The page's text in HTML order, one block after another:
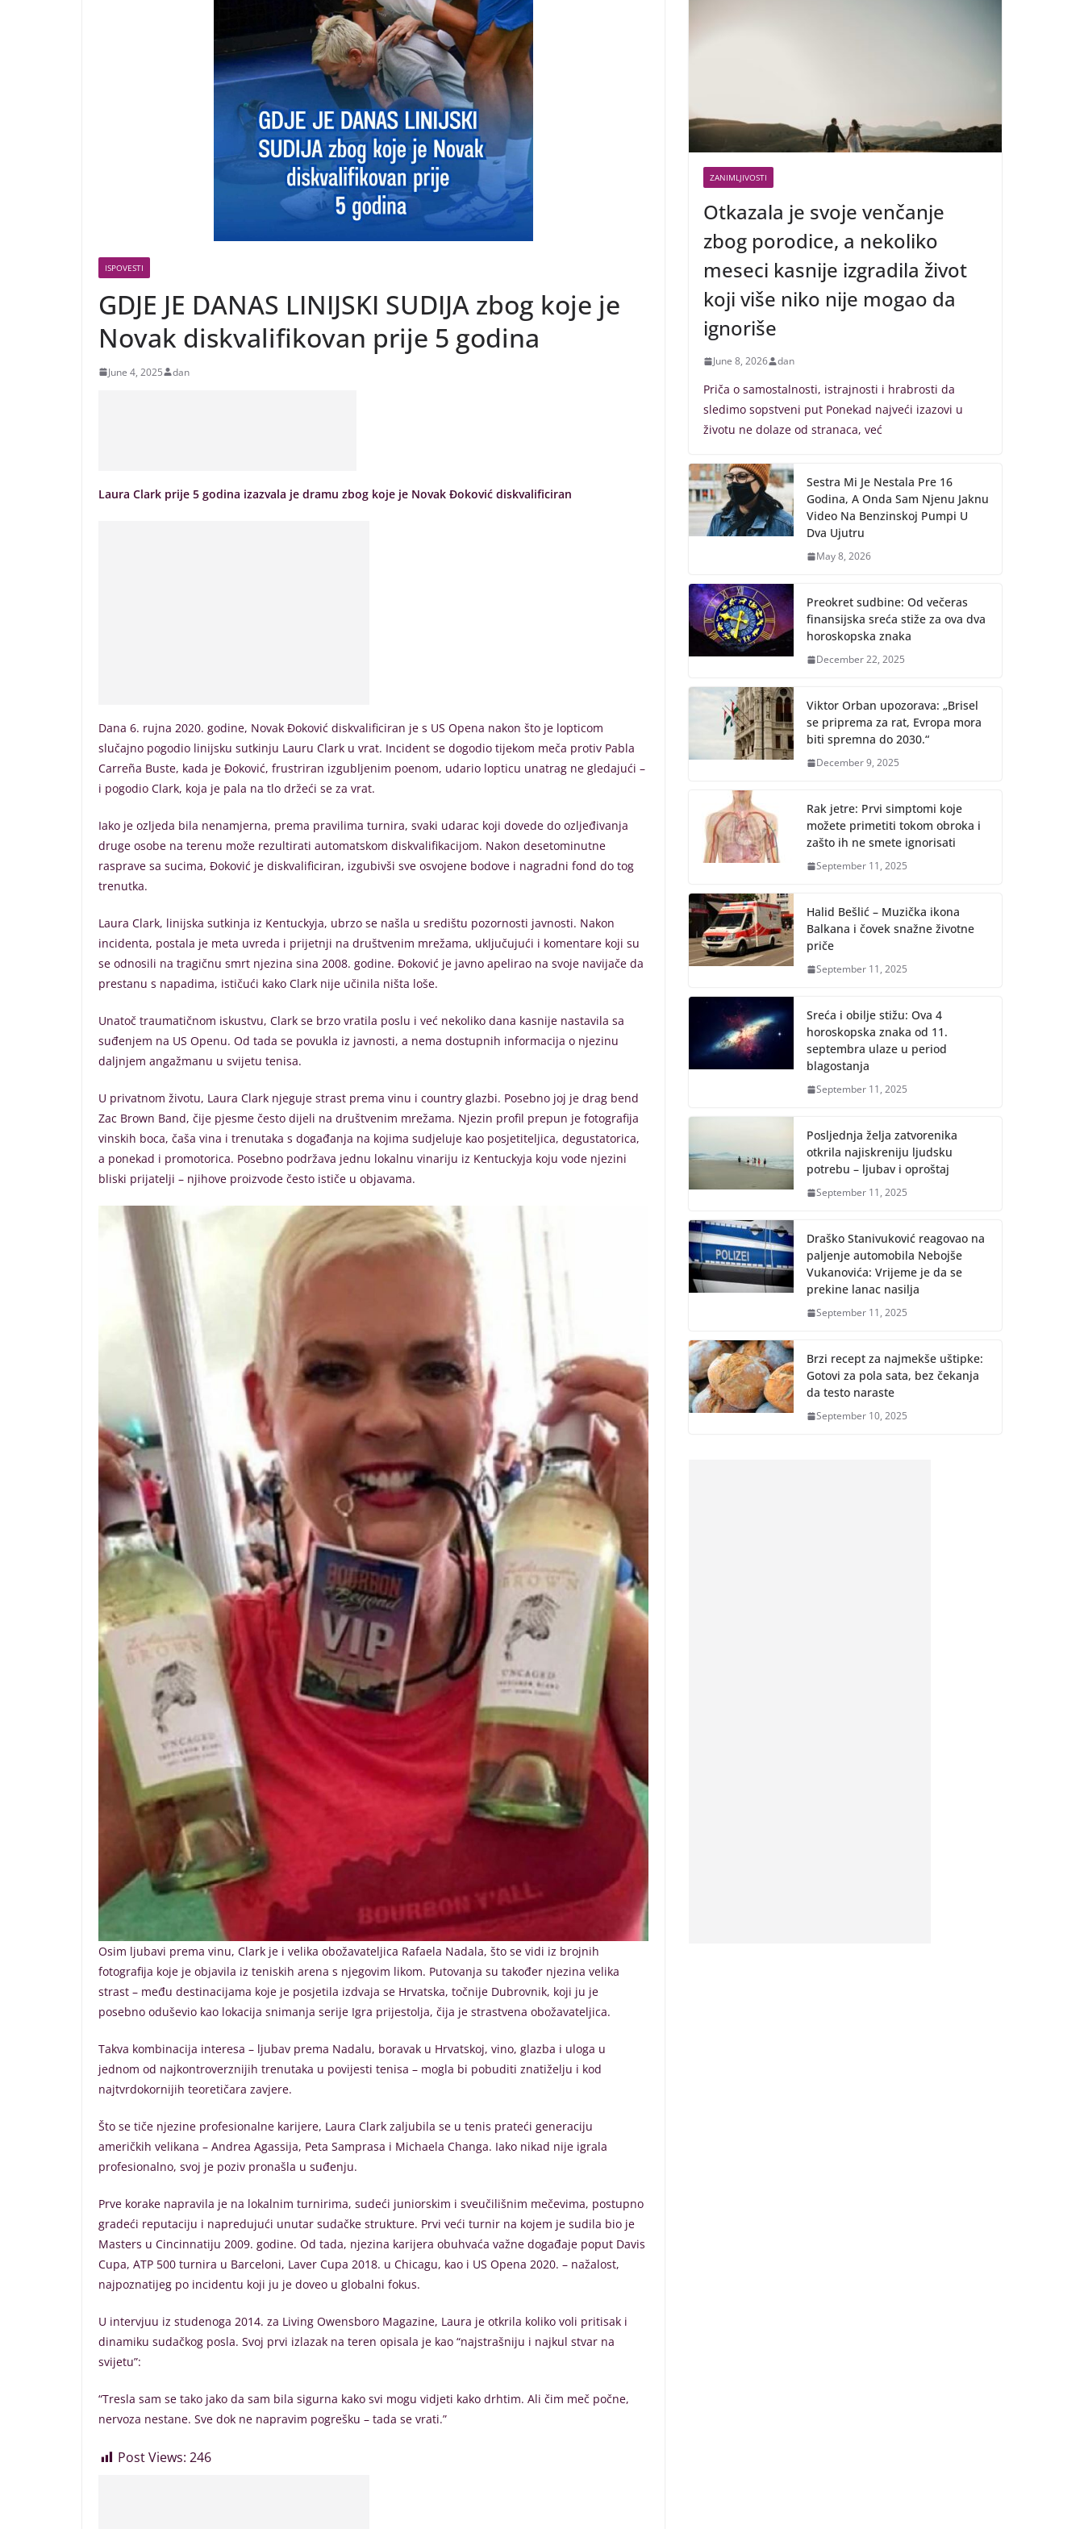
ISPOVESTI
GDJE JE DANAS LINIJSKI SUDIJA zbog koje je
Novak diskvalifikovan prije 5 godina
June 4, 2025 dan
Laura Clark prije 5 godina izazvala je dramu zbog koje je Novak Đoković diskvalificiran
Dana 6. rujna 2020. godine, Novak Đoković diskvalificiran je s US Opena nakon što je lopticom
slučajno pogodio linijsku sutkinju Lauru Clark u vrat. Incident se dogodio tijekom meča protiv Pabla
Carreña Buste, kada je Đoković, frustriran izgubljenim poenom, udario lopticu unatrag ne gledajući –
i pogodio Clark, koja je pala na tlo držeći se za vrat.
Iako je ozljeda bila nenamjerna, prema pravilima turnira, svaki udarac koji dovede do ozljeđivanja
druge osobe na terenu može rezultirati automatskom diskvalifikacijom. Nakon desetominutne
rasprave sa sucima, Đoković je diskvalificiran, izgubivši sve osvojene bodove i nagradni fond do tog
trenutka.
Laura Clark, linijska sutkinja iz Kentuckyja, ubrzo se našla u središtu pozornosti javnosti. Nakon
incidenta, postala je meta uvreda i prijetnji na društvenim mrežama, uključujući i komentare koji su
se odnosili na tragičnu smrt njezina sina 2008. godine. Đoković je javno apelirao na svoje navijače da
prestanu s napadima, ističući kako Clark nije učinila ništa loše.
Unatoč traumatičnom iskustvu, Clark se brzo vratila poslu i već nekoliko dana kasnije nastavila sa
suđenjem na US Openu. Od tada se povukla iz javnosti, a nema dostupnih informacija o njezinu
daljnjem angažmanu u svijetu tenisa.
U privatnom životu, Laura Clark njeguje strast prema vinu i country glazbi. Posebno joj je drag bend
Zac Brown Band, čije pjesme često dijeli na društvenim mrežama. Njezin profil prepun je fotografija
vinskih boca, čaša vina i trenutaka s događanja na kojima sudjeluje kao posjetiteljica, degustatorica,
a ponekad i promotorica. Posebno podržava jednu lokalnu vinariju iz Kentuckyja koju vode njezini
bliski prijatelji – njihove proizvode često ističe u objavama.
Osim ljubavi prema vinu, Clark je i velika obožavateljica Rafaela Nadala, što se vidi iz brojnih
fotografija koje je objavila iz teniskih arena s njegovim likom. Putovanja su također njezina velika
strast – među destinacijama koje je posjetila izdvaja se Hrvatska, točnije Dubrovnik, koji ju je
posebno oduševio kao lokacija snimanja serije Igra prijestolja, čija je strastvena obožavateljica.
Takva kombinacija interesa – ljubav prema Nadalu, boravak u Hrvatskoj, vino, glazba i uloga u
jednom od najkontroverznijih trenutaka u povijesti tenisa – mogla bi pobuditi znatiželju i kod
najtvrdokornijih teoretičara zavjere.
Što se tiče njezine profesionalne karijere, Laura Clark zaljubila se u tenis prateći generaciju
američkih velikana – Andrea Agassija, Peta Samprasa i Michaela Changa. Iako nikad nije igrala
profesionalno, svoj je poziv pronašla u suđenju.
Prve korake napravila je na lokalnim turnirima, sudeći juniorskim i sveučilišnim mečevima, postupno
gradeći reputaciju i napredujući unutar sudačke strukture. Prvi veći turnir na kojem je sudila bio je
Masters u Cincinnatiju 2009. godine. Od tada, njezina karijera obuhvaća važne događaje poput Davis
Cupa, ATP 500 turnira u Barceloni, Laver Cupa 2018. u Chicagu, kao i US Opena 2020. – nažalost,
najpoznatijeg po incidentu koji ju je doveo u globalni fokus.
U intervjuu iz studenoga 2014. za Living Owensboro Magazine, Laura je otkrila koliko voli pritisak i
dinamiku sudačkog posla. Svoj prvi izlazak na teren opisala je kao “najstrašniju i najkul stvar na
svijetu”:
“Tresla sam se tako jako da sam bila sigurna kako svi mogu vidjeti kako drhtim. Ali čim meč počne,
nervoza nestane. Sve dok ne napravim pogrešku – tada se vrati.”
Post Views: 246
ZANIMLJIVOSTI
Otkazala je svoje venčanje
zbog porodice, a nekoliko
meseci kasnije izgradila život
koji više niko nije mogao da
ignoriše
June 8, 2026 dan
Priča o samostalnosti, istrajnosti i hrabrosti da
sledimo sopstveni put Ponekad najveći izazovi u
životu ne dolaze od stranaca, već
Sestra Mi Je Nestala Pre 16
Godina, A Onda Sam Njenu Jaknu
Video Na Benzinskoj Pumpi U
Dva Ujutru
May 8, 2026
Preokret sudbine: Od večeras
finansijska sreća stiže za ova dva
horoskopska znaka
December 22, 2025
Viktor Orban upozorava: „Brisel
se priprema za rat, Evropa mora
biti spremna do 2030.“
December 9, 2025
Rak jetre: Prvi simptomi koje
možete primetiti tokom obroka i
zašto ih ne smete ignorisati
September 11, 2025
Halid Bešlić – Muzička ikona
Balkana i čovek snažne životne
priče
September 11, 2025
Sreća i obilje stižu: Ova 4
horoskopska znaka od 11.
septembra ulaze u period
blagostanja
September 11, 2025
Posljednja želja zatvorenika
otkrila najiskreniju ljudsku
potrebu – ljubav i oproštaj
September 11, 2025
Draško Stanivuković reagovao na
paljenje automobila Nebojše
Vukanovića: Vrijeme je da se
prekine lanac nasilja
September 11, 2025
Brzi recept za najmekše uštipke:
Gotovi za pola sata, bez čekanja
da testo naraste
September 10, 2025